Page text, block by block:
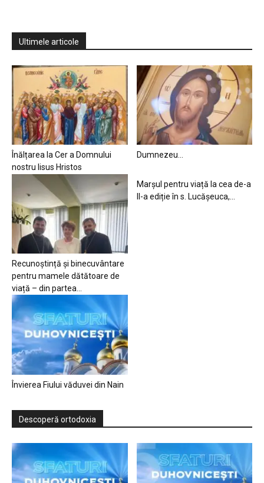
Ultimele articole
Înălțarea la Cer a Domnului
nostru Iisus Hristos
Dumnezeu…
Recunoștință și binecuvântare
pentru mamele dătătoare de
viață – din partea...
Marșul pentru viață la cea de-a
II-a ediție în s. Lucășeuca,...
Învierea Fiului văduvei din Nain
Descoperă ortodoxia